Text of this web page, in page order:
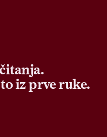
iz prve ruke.